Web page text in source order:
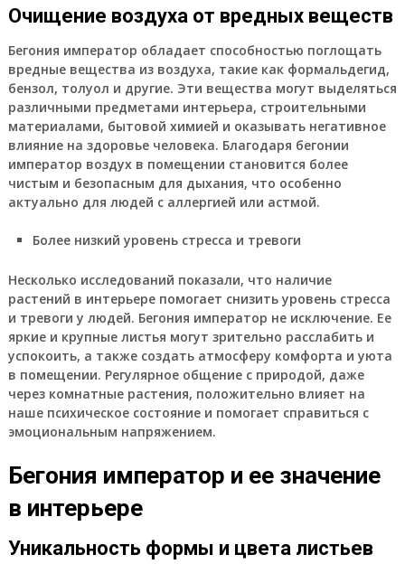
Очищение воздуха от вредных веществ
Бегония император обладает способностью поглощать
вредные вещества из воздуха, такие как формальдегид,
бензол, толуол и другие. Эти вещества могут выделяться
различными предметами интерьера, строительными
материалами, бытовой химией и оказывать негативное
влияние на здоровье человека. Благодаря бегонии
император воздух в помещении становится более
чистым и безопасным для дыхания, что особенно
актуально для людей с аллергией или астмой.
Более низкий уровень стресса и тревоги
Несколько исследований показали, что наличие
растений в интерьере помогает снизить уровень стресса
и тревоги у людей. Бегония император не исключение. Ее
яркие и крупные листья могут зрительно расслабить и
успокоить, а также создать атмосферу комфорта и уюта
в помещении. Регулярное общение с природой, даже
через комнатные растения, положительно влияет на
наше психическое состояние и помогает справиться с
эмоциональным напряжением.
Бегония император и ее значение
в интерьере
Уникальность формы и цвета листьев